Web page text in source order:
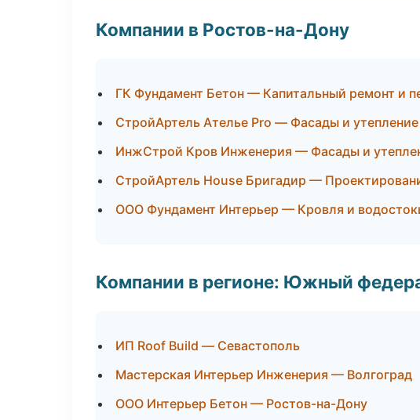
Компании в Ростов-на-Дону
ГК Фундамент Бетон — Капитальный ремонт и
СтройАртель Ателье Pro — Фасады и утепление
ИнжСтрой Кров Инженерия — Фасады и
СтройАртель House Бригадир —
ООО Фундамент Интерьер — Кровля и
Компании в регионе: Южный
ИП Roof Build — Севастополь
Мастерская Интерьер Инженерия — Волгоград
ООО Интерьер Бетон — Ростов-на-Дону